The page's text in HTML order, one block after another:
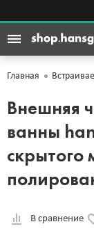
Главная
Внешняя
ванны
скрытого
В сравнение